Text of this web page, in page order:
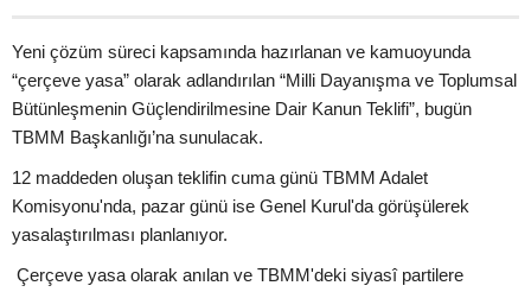
Yeni çözüm süreci kapsamında hazırlanan ve kamuoyunda
“çerçeve yasa” olarak adlandırılan “Milli Dayanışma ve Toplumsal
Bütünleşmenin Güçlendirilmesine Dair Kanun Teklifi”, bugün
TBMM Başkanlığı’na sunulacak.
12 maddeden oluşan teklifin cuma günü TBMM Adalet
Komisyonu'nda, pazar günü ise Genel Kurul'da görüşülerek
yasalaştırılması planlanıyor.
Çerçeve yasa olarak anılan ve TBMM'deki siyasî partilere